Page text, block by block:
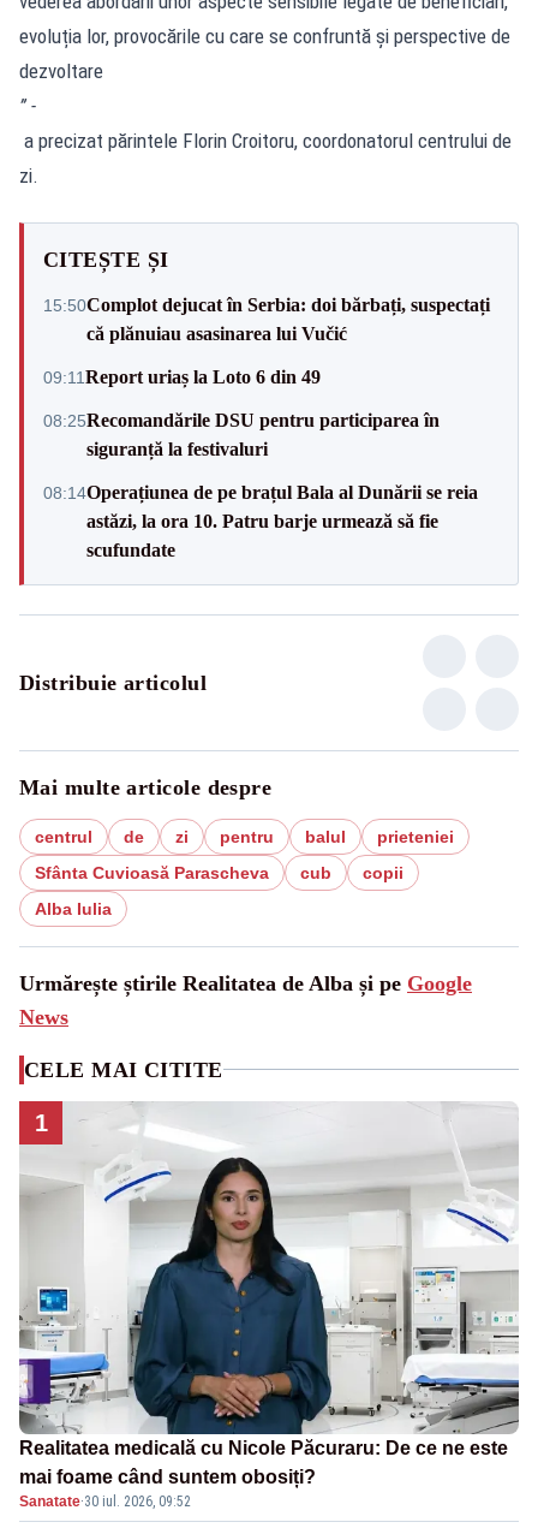
evoluția lor, provocările cu care se confruntă și perspective de
dezvoltare
” -
a precizat părintele Florin Croitoru, coordonatorul centrului de
zi.
CITEȘTE ȘI
15:50Complot dejucat în Serbia: doi bărbați, suspectați
că plănuiau asasinarea lui Vučić
09:11Report uriaș la Loto 6 din 49
08:25Recomandările DSU pentru participarea în
siguranță la festivaluri
08:14Operațiunea de pe brațul Bala al Dunării se reia
astăzi, la ora 10. Patru barje urmează să fie
scufundate
Distribuie articolul
Mai multe articole despre
centrul de zi pentru balul
prieteniei
Sfânta Cuvioasă Parascheva
cub
copii
Alba Iulia
Urmărește știrile Realitatea de Alba și pe Google
News
CELE MAI CITITE
1
Realitatea medicală cu Nicole Păcuraru: De ce ne este
mai foame când suntem obosiți?
Sanatate·30 iul. 2026, 09:52